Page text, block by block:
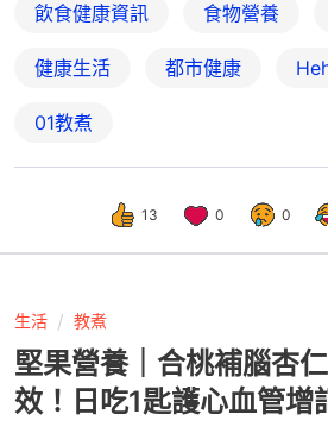
飲食健康資訊 食物營養
健康生活 都市健康
01教煮
13 0 0
生活 教煮
堅果營養｜合桃補腦杏
效！日吃1匙護心血管增